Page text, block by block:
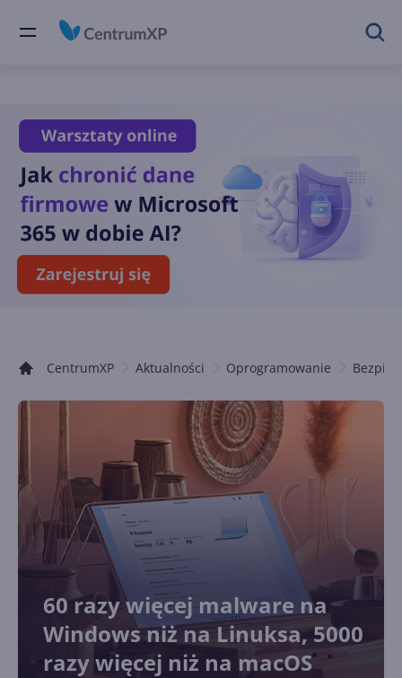
CentrumXP Aktualności Oprogramowanie
60 razy więcej malware na
Windows niż na Linuksa, 5000
razy więcej niż na macOS